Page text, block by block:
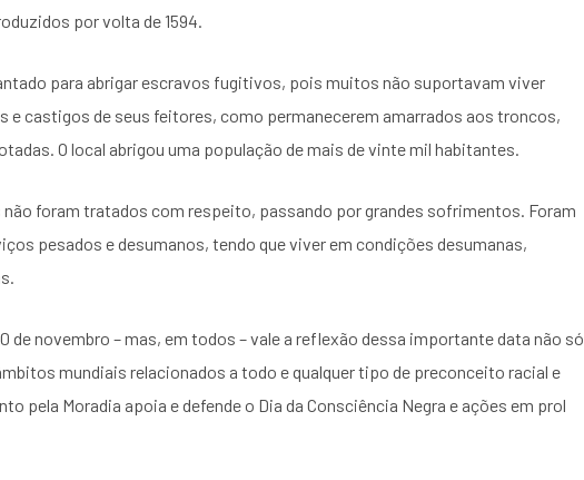
por volta de 1594.
para abrigar escravos fugitivos, pois muitos não suportavam viver
e castigos de seus feitores, como permanecerem amarrados aos troncos,
O local abrigou uma população de mais de vinte mil habitantes.
foram tratados com respeito, passando por grandes sofrimentos. Foram
pesados e desumanos, tendo que viver em condições desumanas,
de novembro – mas, em todos – vale a reflexão dessa importante data não só
mundiais relacionados a todo e qualquer tipo de preconceito racial e
pela Moradia apoia e defende o Dia da Consciência Negra e ações em prol